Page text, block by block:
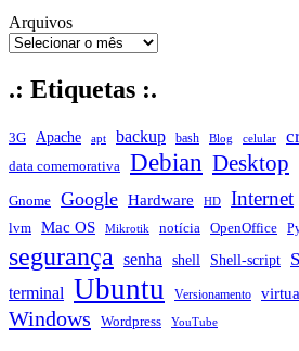
Arquivos
.: Etiquetas :.
3G Apache apt backup bash Blog celular
data comemorativa Debian Desktop
Gnome Google Hardware HD Internet
lvm Mac OS Mikrotik notícia OpenOffice
segurança senha shell Shell-script
terminal Ubuntu Versionamento
Windows Wordpress YouTube